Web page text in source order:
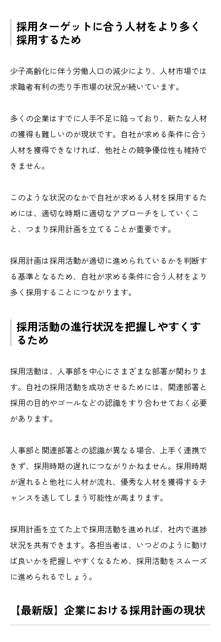
採用ターゲットに合う人材をより多く
採用するため
少子高齢化に伴う労働人口の減少により、人材市場では
求職者有利の売り手市場の状況が続いています。
多くの企業はすでに人手不足に陥っており、新たな人材
の獲得も難しいのが現状です。自社が求める条件に合う
人材を獲得できなければ、他社との競争優位性も維持で
きません。
このような状況のなかで自社が求める人材を採用するた
めには、適切な時期に適切なアプローチをしていくこ
と、つまり採用計画を立てることが重要です。
採用計画は採用活動が適切に進められているかを判断す
る基準となるため、自社が求める条件に合う人材をより
多く採用することにつながります。
採用活動の進行状況を把握しやすくす
るため
採用活動は、人事部を中心にさまざまな部署が関わりま
す。自社の採用活動を成功させるためには、関連部署と
採用の目的やゴールなどの認識をすり合わせておく必要
があります。
人事部と関連部署との認識が異なる場合、上手く連携で
きず、採用時期の遅れにつながりかねません。採用時期
が遅れると他社に人材が流れ、優秀な人材を獲得するチ
ャンスを逃してしまう可能性が高まります。
採用計画を立てた上で採用活動を進めれば、社内で進捗
状況を共有できます。各担当者は、いつどのように動け
ば良いかを把握しやすくなるため、採用活動をスムーズ
に進められるでしょう。
【最新版】企業における採用計画の現状